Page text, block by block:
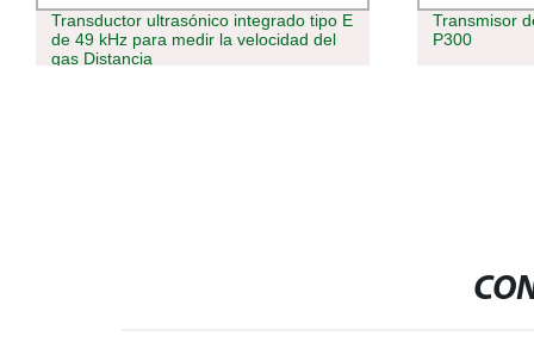
Transductor ultrasónico integrado tipo E
de 49 kHz para medir la velocidad del
gas Distancia
Transmisor
P300